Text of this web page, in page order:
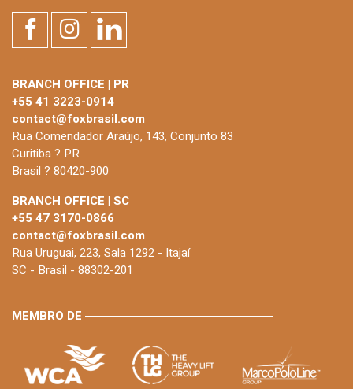
BRANCH OFFICE | PR
+55 41 3223-0914
contact@foxbrasil.com
Rua Comendador Araújo, 143, Conjunto 83
Curitiba ? PR
Brasil ? 80420-900
BRANCH OFFICE | SC
+55 47 3170-0866
contact@foxbrasil.com
Rua Uruguai, 223, Sala 1292 - Itajaí
SC - Brasil - 88302-201
MEMBRO DE